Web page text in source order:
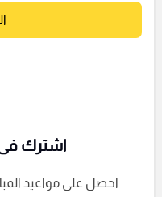
اشترك فى
احصل على مواعيد